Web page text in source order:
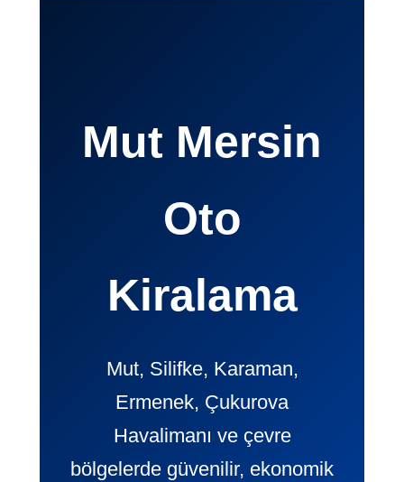
Mut Mersin
Oto
Kiralama
Mut, Silifke, Karaman,
Ermenek, Çukurova
Havalimanı ve çevre
bölgelerde güvenilir, ekonomik